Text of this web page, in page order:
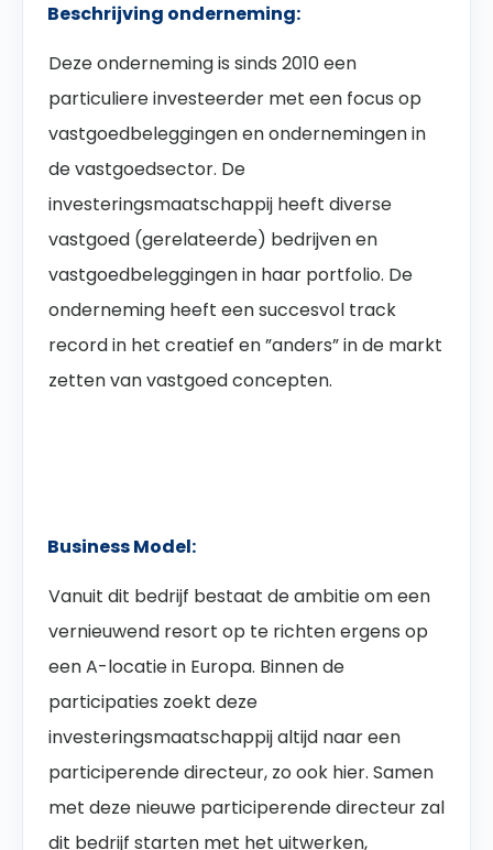
Beschrijving onderneming:
Deze onderneming is sinds 2010 een
particuliere investeerder met een focus op
vastgoedbeleggingen en ondernemingen in
de vastgoedsector. De
investeringsmaatschappij heeft diverse
vastgoed (gerelateerde) bedrijven en
vastgoedbeleggingen in haar portfolio. De
onderneming heeft een succesvol track
record in het creatief en ”anders” in de markt
zetten van vastgoed concepten.
Business Model:
Vanuit dit bedrijf bestaat de ambitie om een
vernieuwend resort op te richten ergens op
een A-locatie in Europa. Binnen de
participaties zoekt deze
investeringsmaatschappij altijd naar een
participerende directeur, zo ook hier. Samen
met deze nieuwe participerende directeur zal
dit bedrijf starten met het uitwerken,